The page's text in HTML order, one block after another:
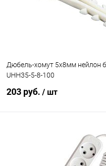
Дюбель-хомут 5х8мм нейлон
UHH35-5-8-100
203 руб. / шт
В